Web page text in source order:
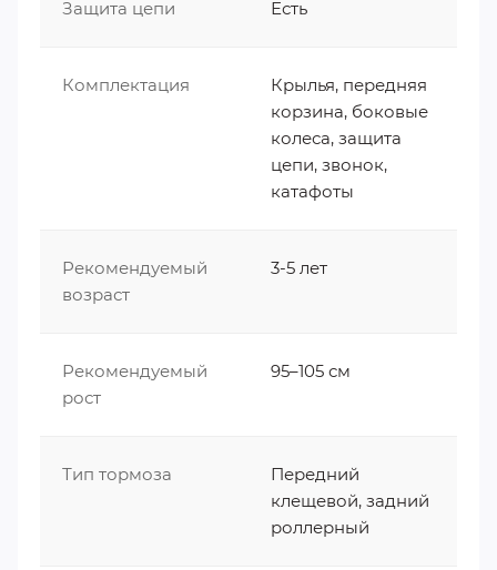
сохранят одежду в чистоте даже после самых
прогулки.
Детские велосипеды STELS
Защита цепи Есть
Комплектация
Крылья, передняя
корзина, боковые
колеса, защита
цепи, звонок,
катафоты
Рекомендуемый
возраст
3-5 лет
Рекомендуемый
рост
95–105 см
Тип тормоза
Передний
клещевой, задний
роллерный